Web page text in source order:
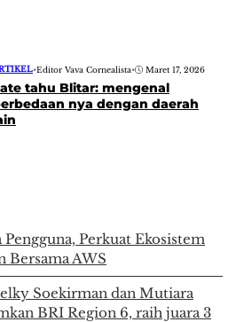
•Editor Vava Cornealista• Maret 17, 2026
tahu Blitar: mengenal
nya dengan daerah
Pengguna, Perkuat Ekosistem
Bersama AWS
Soekirman dan Mutiara
BRI Region 6, raih juara 3